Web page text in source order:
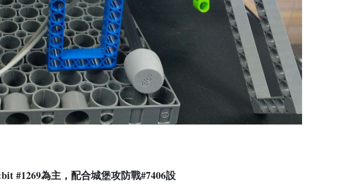
#1269為主，配合城堡攻防戰#7406設